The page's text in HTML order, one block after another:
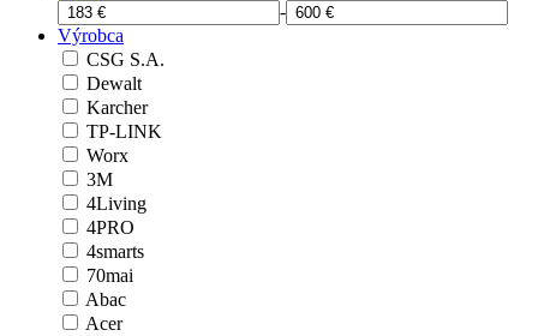
-
Výrobca
CSG S.A.
Dewalt
Karcher
TP-LINK
Worx
3M
4Living
4PRO
4smarts
70mai
Abac
Acer